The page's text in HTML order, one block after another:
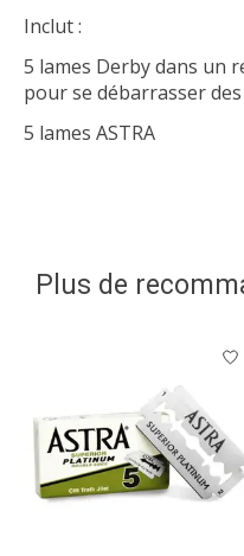
Inclut :
5 lames Derby dans un
pour se débarrasser
5 lames ASTRA
Plus de
Articles du carrousel de